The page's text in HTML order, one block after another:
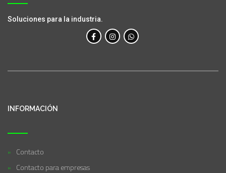
Soluciones para la industria.
INFORMACIÓN
Contacto
Contacto para empresas